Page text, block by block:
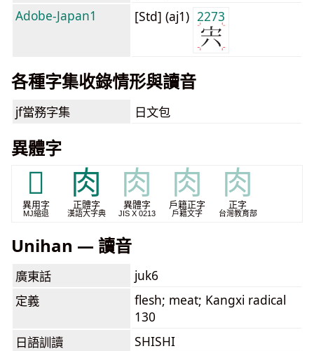
Adobe-Japan1
[Std] (aj1) 2273
各種字集收錄情形與讀音
jf當務字集 日文包
異體字
𮌇
異用字
MJ縮退
肉
正體字
漢語大字典
肉
異體字
JIS X 0213
肉
戶籍正字
戶籍文字
肉
正字
台灣教育部
Unihan — 讀音
廣東話
juk6
定義
flesh; meat; Kangxi radical
130
日語訓讀
SHISHI